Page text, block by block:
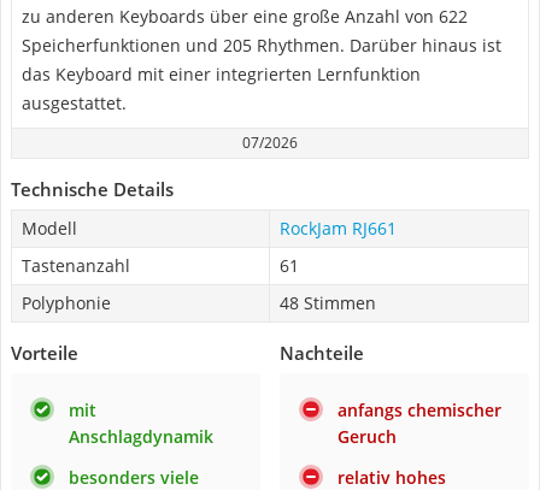
zu anderen Keyboards über eine große Anzahl von 622
Speicherfunktionen und 205 Rhythmen. Darüber hinaus ist
das Keyboard mit einer integrierten Lernfunktion
ausgestattet.
07/2026
Technische Details
Modell
RockJam RJ661
Tastenanzahl
61
Polyphonie
48 Stimmen
Vorteile
mit
Anschlagdynamik
besonders viele
Nachteile
anfangs chemischer
Geruch
relativ hohes